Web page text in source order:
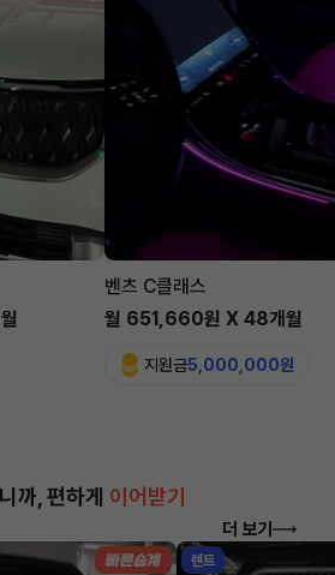
벤츠 C클래스
월 651,660원 X 48개월
지원금5,000,000원
까, 편하게 이어받기
더 보기
렌트